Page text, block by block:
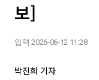
보]
입력 2026-06-12 11:28
박진희 기자